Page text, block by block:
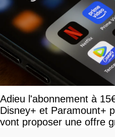
Adieu l'abonnement à
Disney+ et Paramount+
vont proposer une offre